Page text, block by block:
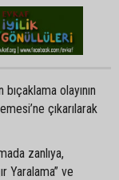
olayının
çıkarılarak
zanlıya,
Yaralama” ve